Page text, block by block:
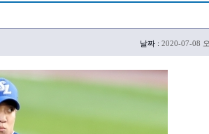
날짜 : 2020-07-08